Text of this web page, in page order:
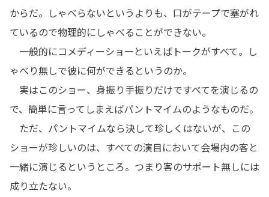
からだ。しゃべらないというよりも、口がテープで塞がれ
ているので物理的にしゃべることができない。
一般的にコメディーショーといえばトークがすべて。し
ゃべり無しで彼に何ができるというのか。
実はこのショー、身振り手振りだけですべてを演じるの
で、簡単に言ってしまえばパントマイムのようなものだ。
ただ、パントマイムなら決して珍しくはないが、この
ショーが珍しいのは、すべての演目において会場内の客と
一緒に演じるというところ。つまり客のサポート無しには
成り立たない。